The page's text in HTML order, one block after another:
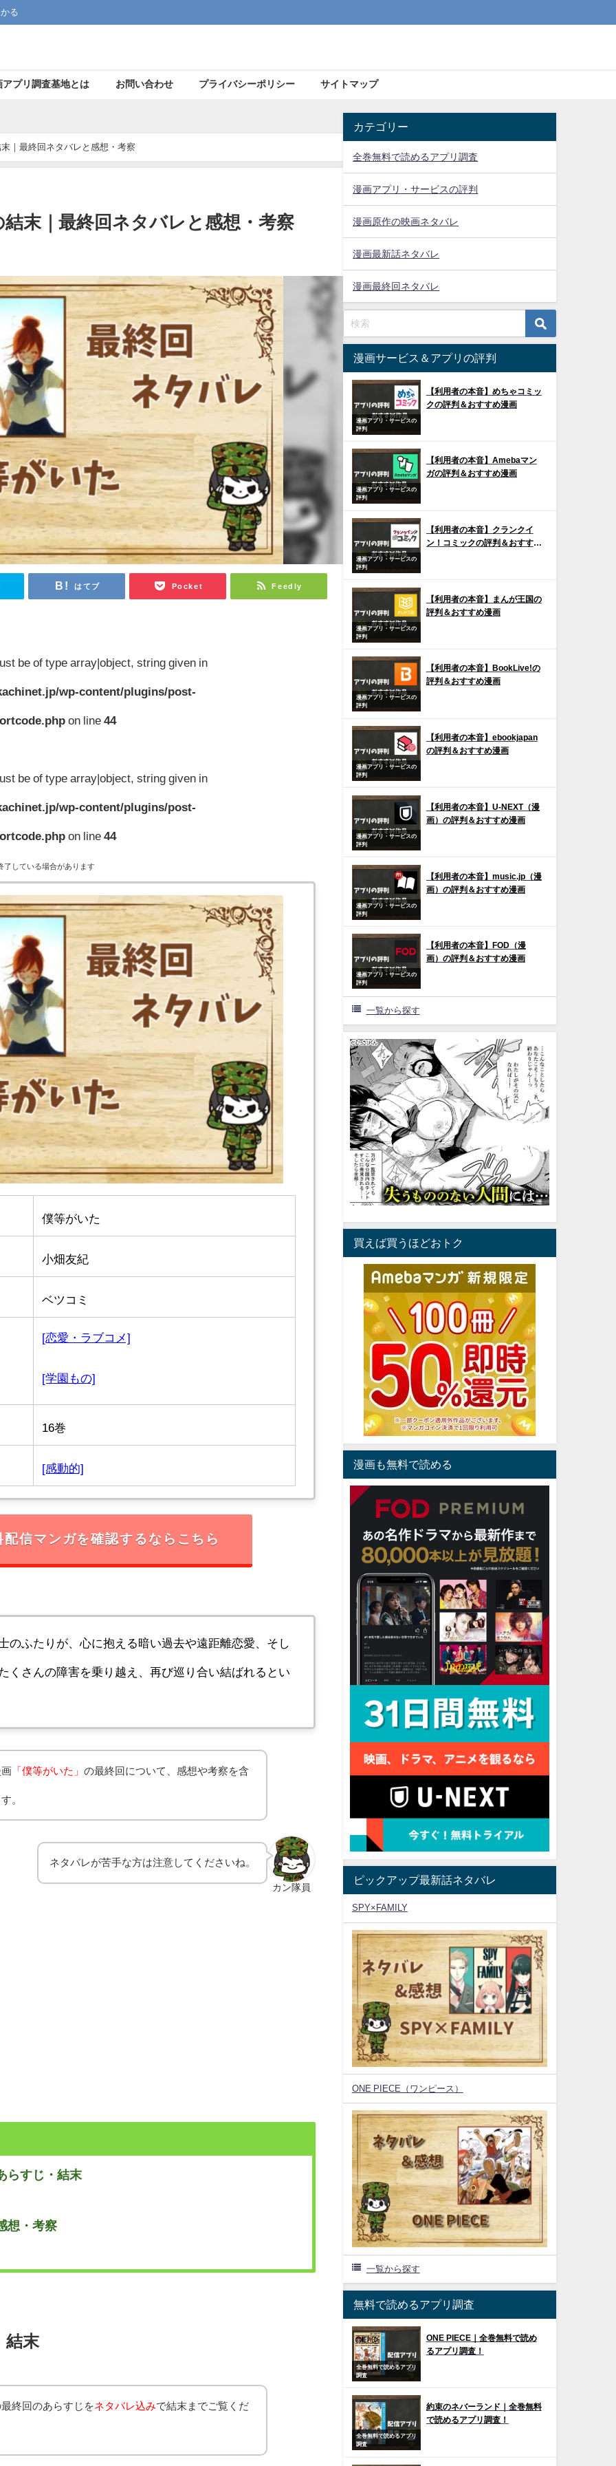
る
アプリ調査基地とは お問い合わせ プライバシーポリシー サイトマップ
｜最終回ネタバレと感想・考察
末｜最終回ネタバレと感想・考察
はてブ Pocket Feedly
be of type array|object, string given in
wp-content/plugins/post-
on line44
be of type array|object, string given in
wp-content/plugins/post-
on line44
している場合があります
僕等がいた
小畑友紀
ベツコミ
[恋愛・ラブコメ]
[学園もの]
16巻
[感動的]
配信マンガを確認するならこちら
のふたりが、心に抱える暗い過去や遠距離恋愛、そし
くさんの障害を乗り越え、再び巡り合い結ばれるとい
「僕等がいた」 の最終回について、感想や考察を含
。
カン隊員
ネタバレが苦手な方は注意してくださいね。
らすじ・結末
想・考察
結末
終回のあらすじをネタバレ込みで結末までご覧くだ
カテゴリー
全巻無料で読めるアプリ調査
漫画アプリ・サービスの評判
漫画原作の映画ネタバレ
漫画最新話ネタバレ
漫画最終回ネタバレ
漫画サービス＆アプリの評判
漫画アプリ・サービスの
評判
【利用者の本音】めちゃコミッ
クの評判＆おすすめ漫画
漫画アプリ・サービスの
評判
【利用者の本音】Amebaマン
ガの評判＆おすすめ漫画
漫画アプリ・サービスの
評判
【利用者の本音】クランクイ
ン！コミックの評判＆おすすめ
漫画アプリ・サービスの
評判
【利用者の本音】まんが王国の
評判＆おすすめ漫画
漫画アプリ・サービスの
評判
【利用者の本音】BookLive!の
評判＆おすすめ漫画
漫画アプリ・サービスの
評判
【利用者の本音】ebookjapan
の評判＆おすすめ漫画
漫画アプリ・サービスの
評判
【利用者の本音】U-NEXT（漫
画）の評判＆おすすめ漫画
漫画アプリ・サービスの
評判
【利用者の本音】music.jp（漫
画）の評判＆おすすめ漫画
漫画アプリ・サービスの
評判
【利用者の本音】FOD（漫
画）の評判＆おすすめ漫画
一覧から探す
買えば買うほどおトク
漫画も無料で読める
ピックアップ最新話ネタバレ
SPY×FAMILY
ONE PIECE（ワンピース）
一覧から探す
無料で読めるアプリ調査
全巻無料で読めるアプリ
調査
ONE PIECE｜全巻無料で読め
るアプリ調査！
全巻無料で読めるアプリ
調査
約束のネバーランド｜全巻無料
で読めるアプリ調査！